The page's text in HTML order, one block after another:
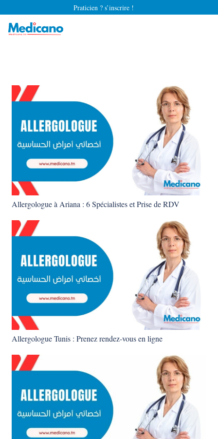
Praticien ? s’inscrire !
Allergologue à Ariana : 6 Spécialistes et Prise de RDV
Allergologue Tunis : Prenez rendez-vous en ligne